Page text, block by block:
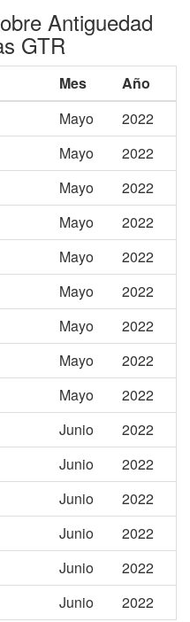
Antiguedad
GTR
Mes
Año
Mayo
2022
Mayo
2022
Mayo
2022
Mayo
2022
Mayo
2022
Mayo
2022
Mayo
2022
Mayo
2022
Mayo
2022
Junio
2022
Junio
2022
Junio
2022
Junio
2022
Junio
2022
Junio 2022